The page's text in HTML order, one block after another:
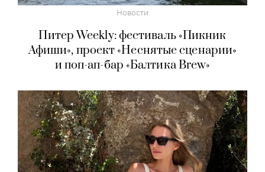
Новости
Питер Weekly: фестиваль «Пикник
Афиши», проект «Неснятые сценарии»
и поп-ап-бар «Балтика Brew»